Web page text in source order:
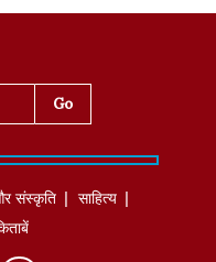
संस्कृति
साहित्‍य